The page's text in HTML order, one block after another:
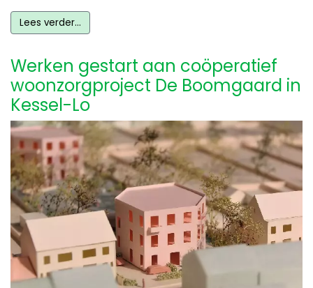
Lees verder…
Werken gestart aan coöperatief
woonzorgproject De Boomgaard in
Kessel-Lo